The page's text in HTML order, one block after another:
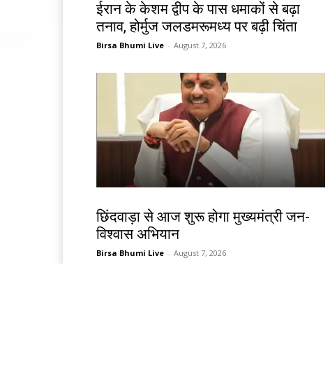
ईरान के केशम द्वीप के पास धमाकों से बढ़ा
तनाव, होर्मुज जलडमरूमध्य पर बढ़ी चिंता
Birsa Bhumi Live - August 7, 2026
छिंदवाड़ा से आज शुरू होगा मुख्यमंत्री जन-
विश्वास अभियान
Birsa Bhumi Live - August 7, 2026